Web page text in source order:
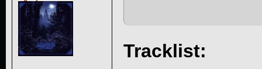
Tracklist: